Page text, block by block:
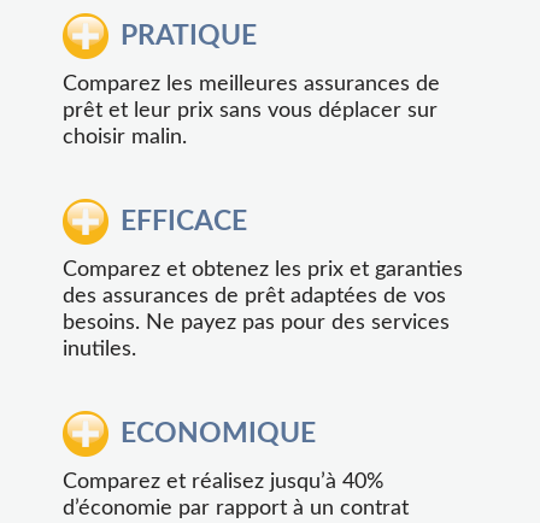
PRATIQUE
Comparez les meilleures assurances de
prêt et leur prix sans vous déplacer sur
choisir malin.
EFFICACE
Comparez et obtenez les prix et garanties
des assurances de prêt adaptées de vos
besoins. Ne payez pas pour des services
inutiles.
ECONOMIQUE
Comparez et réalisez jusqu’à 40%
d’économie par rapport à un contrat